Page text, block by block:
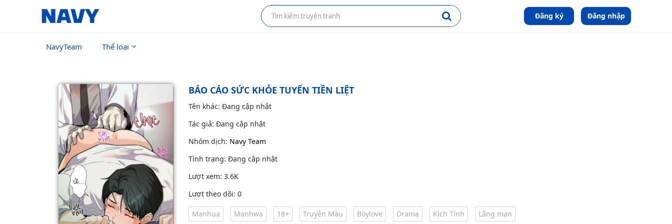
Đăng ký Đăng nhập
NavyTeam Thể loại
BÁO CÁO SỨC KHỎE TUYẾN TIỀN LIỆT
Tên khác: Đang cập nhật
Tác giả: Đang cập nhật
Nhóm dịch: Navy Team
Tình trạng: Đang cập nhật
Lượt xem: 3.6K
Lượt theo dõi: 0
Manhua Manhwa 18+ Truyện Màu Boylove Drama Kịch Tính Lãng mạn